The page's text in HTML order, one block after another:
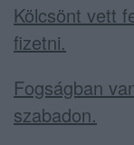
Kölcsönt vett
fizetni.
Fogságban
szabadon.